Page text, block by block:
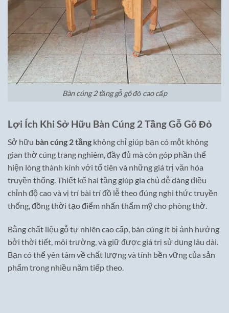
Bàn cúng 2 tầng gỗ gõ đỏ cao cấp
Lợi Ích Khi Sở Hữu Bàn Cúng 2 Tầng Gỗ Gõ Đỏ
Sở hữu bàn cúng 2 tầng không chỉ giúp bạn có một không
gian thờ cúng trang nghiêm, đầy đủ mà còn góp phần thể
hiện lòng thành kính với tổ tiên và những giá trị văn hóa
truyền thống. Thiết kế hai tầng giúp gia chủ dễ dàng điều
chỉnh độ cao và vị trí bài trí đồ lễ theo đúng nghi thức truyền
thống, đồng thời tạo điểm nhấn thẩm mỹ cho phòng thờ.
Bằng chất liệu gỗ tự nhiên cao cấp, bàn cúng ít bị ảnh hưởng
bởi thời tiết, môi trường, và giữ được giá trị sử dụng lâu dài.
Bạn có thể yên tâm về chất lượng và tính bền vững của sản
phẩm trong nhiều năm tiếp theo.